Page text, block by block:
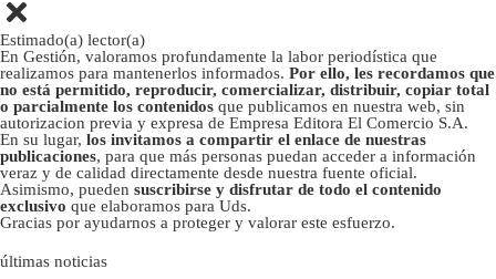
Estimado(a) lector(a)
En Gestión, valoramos profundamente la labor periodística que
realizamos para mantenerlos informados. Por ello, les recordamos que
no está permitido, reproducir, comercializar, distribuir, copiar total
o parcialmente los contenidos que publicamos en nuestra web, sin
autorizacion previa y expresa de Empresa Editora El Comercio S.A.
En su lugar, los invitamos a compartir el enlace de nuestras
publicaciones, para que más personas puedan acceder a información
veraz y de calidad directamente desde nuestra fuente oficial.
Asimismo, pueden suscribirse y disfrutar de todo el contenido
exclusivo que elaboramos para Uds.
Gracias por ayudarnos a proteger y valorar este esfuerzo.
últimas noticias